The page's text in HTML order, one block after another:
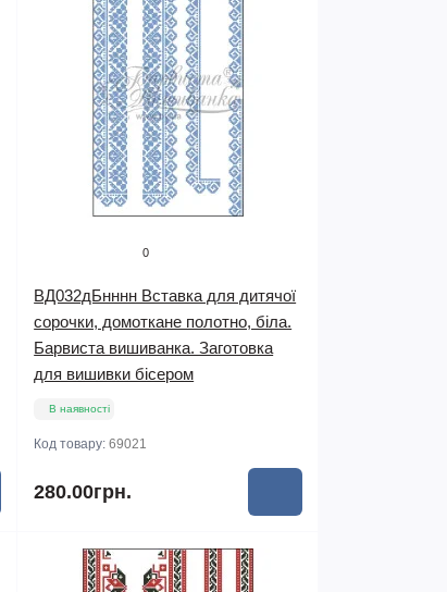
0
ВД032дБнннн Вставка для дитячої
сорочки, домоткане полотно, біла.
Барвиста вишиванка. Заготовка
для вишивки бісером
В наявності
Код товару:69021
280.00грн.